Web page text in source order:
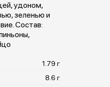
удоном,
зеленью и
Состав:
1.79 г
8.6 г